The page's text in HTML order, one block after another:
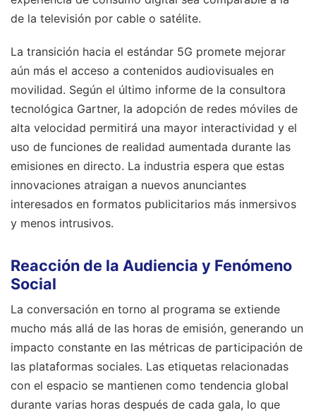
de la televisión por cable o satélite.
La transición hacia el estándar 5G promete mejorar
aún más el acceso a contenidos audiovisuales en
movilidad. Según el último informe de la consultora
tecnológica Gartner, la adopción de redes móviles de
alta velocidad permitirá una mayor interactividad y el
uso de funciones de realidad aumentada durante las
emisiones en directo. La industria espera que estas
innovaciones atraigan a nuevos anunciantes
interesados en formatos publicitarios más inmersivos
y menos intrusivos.
Reacción de la Audiencia y Fenómeno
Social
La conversación en torno al programa se extiende
mucho más allá de las horas de emisión, generando un
impacto constante en las métricas de participación de
las plataformas sociales. Las etiquetas relacionadas
con el espacio se mantienen como tendencia global
durante varias horas después de cada gala, lo que